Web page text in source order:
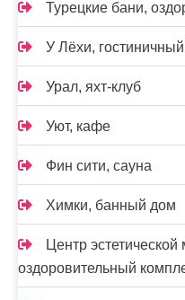
Турецкие бани,
У Лёхи,
Урал, яхт-клуб
Уют, кафе
Фин сити, сауна
Химки, банный дом
Центр
оздоровительный